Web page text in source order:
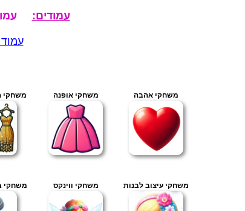
עמודים:
עמוד
משחקי אהבה משחקי אופנה משחקי
משחקי עיצוב לבנות משחקי ווינקס משחקי